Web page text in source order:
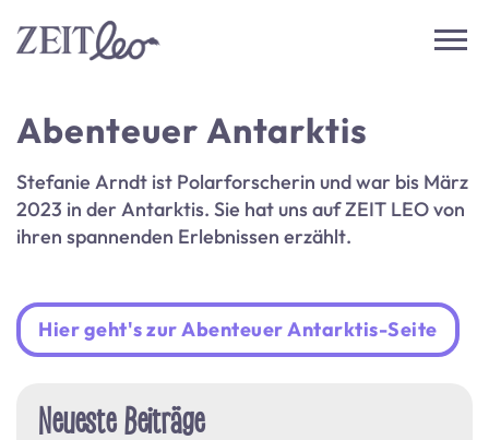
Abenteuer Antarktis
Stefanie Arndt ist Polarforscherin und war bis März
2023 in der Antarktis. Sie hat uns auf ZEIT LEO von
ihren spannenden Erlebnissen erzählt.
Hier geht's zur Abenteuer Antarktis-Seite
Neueste Beiträge